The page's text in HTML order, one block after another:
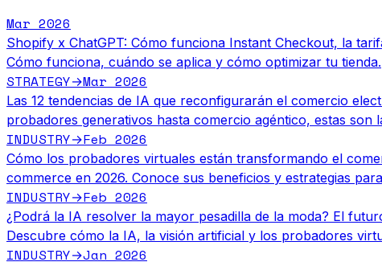
Mar 2026
Shopify x ChatGPT: Cómo funciona Instant Checkout, la
Cómo funciona, cuándo se aplica y cómo optimizar tu tienda.
STRATEGY→Mar 2026
Las 12 tendencias de IA que reconfigurarán el comercio
probadores generativos hasta comercio agéntico, estas son
INDUSTRY→Feb 2026
Cómo los probadores virtuales están transformando el
commerce en 2026. Conoce sus beneficios y estrategias
INDUSTRY→Feb 2026
¿Podrá la IA resolver la mayor pesadilla de la moda? El
Descubre cómo la IA, la visión artificial y los probadores
INDUSTRY→Jan 2026